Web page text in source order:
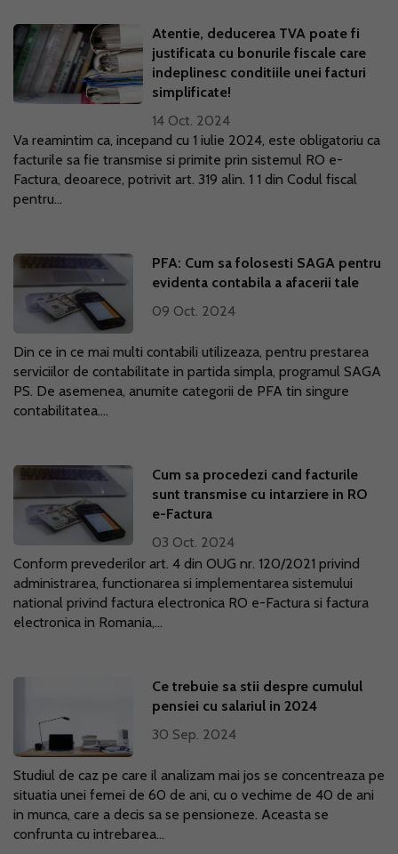
Atentie, deducerea TVA poate fi
justificata cu bonurile fiscale care
indeplinesc conditiile unei facturi
simplificate!
14 Oct. 2024
Va reamintim ca, incepand cu 1 iulie 2024, este obligatoriu ca
facturile sa fie transmise si primite prin sistemul RO e-
Factura, deoarece, potrivit art. 319 alin. 1 1 din Codul fiscal
pentru...
PFA: Cum sa folosesti SAGA pentru
evidenta contabila a afacerii tale
09 Oct. 2024
Din ce in ce mai multi contabili utilizeaza, pentru prestarea
serviciilor de contabilitate in partida simpla, programul SAGA
PS. De asemenea, anumite categorii de PFA tin singure
contabilitatea....
Cum sa procedezi cand facturile
sunt transmise cu intarziere in RO
e-Factura
03 Oct. 2024
Conform prevederilor art. 4 din OUG nr. 120/2021 privind
administrarea, functionarea si implementarea sistemului
national privind factura electronica RO e-Factura si factura
electronica in Romania,...
Ce trebuie sa stii despre cumulul
pensiei cu salariul in 2024
30 Sep. 2024
Studiul de caz pe care il analizam mai jos se concentreaza pe
situatia unei femei de 60 de ani, cu o vechime de 40 de ani
in munca, care a decis sa se pensioneze. Aceasta se
confrunta cu intrebarea...